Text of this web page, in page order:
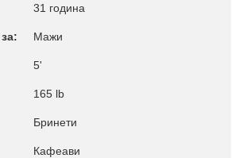
31 година
Мажи
5'
165 lb
Бринети
Кафеави